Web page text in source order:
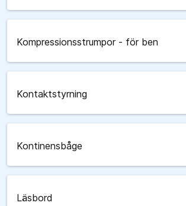
Kompressionsstrumpor - för ben
Kontaktstyrning
Kontinensbåge
Läsbord